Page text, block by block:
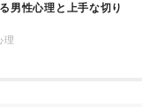
男性心理と上手な切り
理